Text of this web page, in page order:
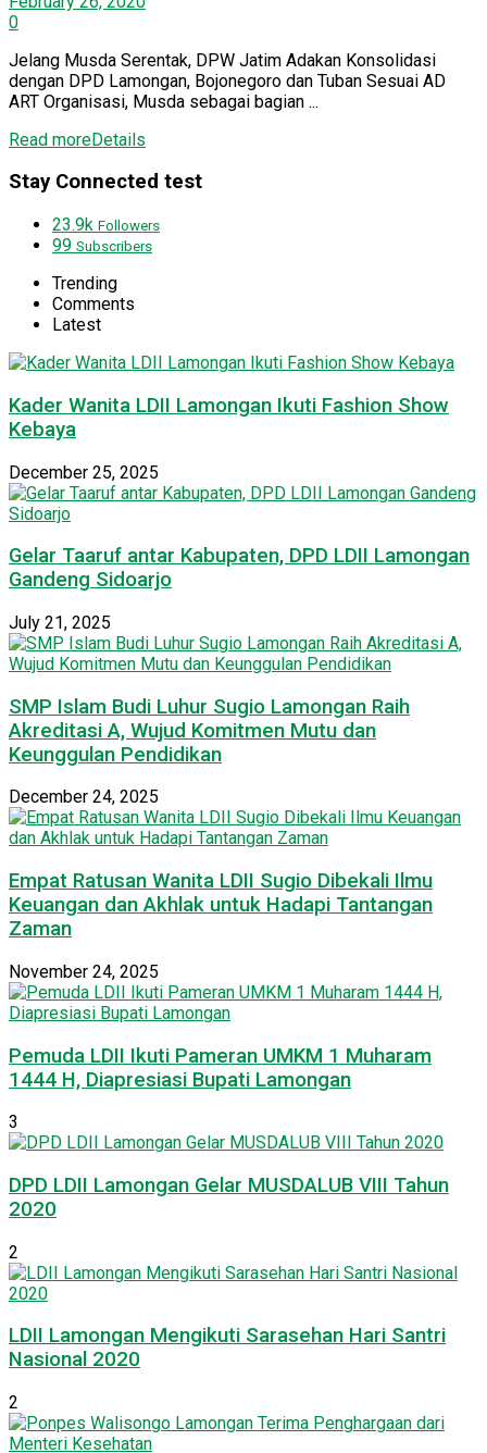
0
Jelang Musda Serentak, DPW Jatim Adakan Konsolidasi
dengan DPD Lamongan, Bojonegoro dan Tuban Sesuai AD
ART Organisasi, Musda sebagai bagian ...
Read moreDetails
Stay Connected test
23.9k Followers
99 Subscribers
Trending
Comments
Latest
Kader Wanita LDII Lamongan Ikuti Fashion Show
Kebaya
December 25, 2025
Gelar Taaruf antar Kabupaten, DPD LDII Lamongan
Gandeng Sidoarjo
July 21, 2025
SMP Islam Budi Luhur Sugio Lamongan Raih
Akreditasi A, Wujud Komitmen Mutu dan
Keunggulan Pendidikan
December 24, 2025
Empat Ratusan Wanita LDII Sugio Dibekali Ilmu
Keuangan dan Akhlak untuk Hadapi Tantangan
Zaman
November 24, 2025
Pemuda LDII Ikuti Pameran UMKM 1 Muharam
1444 H, Diapresiasi Bupati Lamongan
3
DPD LDII Lamongan Gelar MUSDALUB VIII Tahun
2020
2
LDII Lamongan Mengikuti Sarasehan Hari Santri
Nasional 2020
2